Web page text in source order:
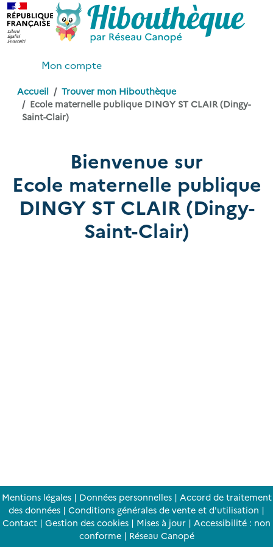
Mon compte
Accueil
Trouver mon Hibouthèque
Ecole maternelle publique DINGY ST CLAIR (Dingy-
Saint-Clair)
Bienvenue sur
Ecole maternelle publique
DINGY ST CLAIR (Dingy-
Saint-Clair)
Mentions légales| Données personnelles| Accord de traitement
des données | Conditions générales de vente et d'utilisation |
Contact | Gestion des cookies | Mises à jour | Accessibilité : non
conforme| Réseau Canopé